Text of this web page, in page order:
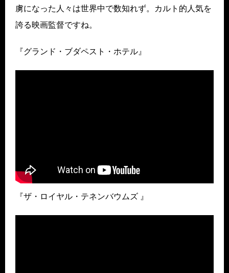
虜になった人々は世界中で数知れず。カルト的人気を
誇る映画監督ですね。
『グランド・ブダペスト・ホテル』
『ザ・ロイヤル・テネンバウムズ 』